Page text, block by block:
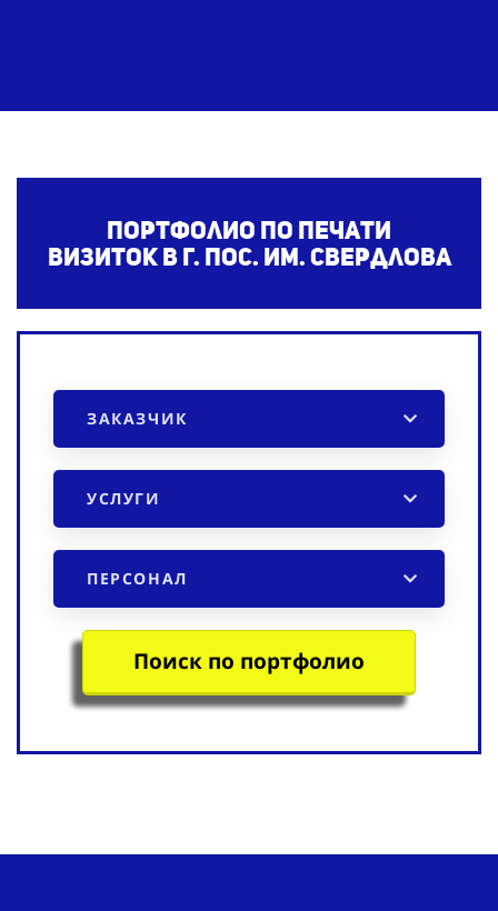
Портфолио по печати
визитокв г. пос. им. Свердлова
ЗАКАЗЧИК
УСЛУГИ
ПЕРСОНАЛ
Поиск по портфолио